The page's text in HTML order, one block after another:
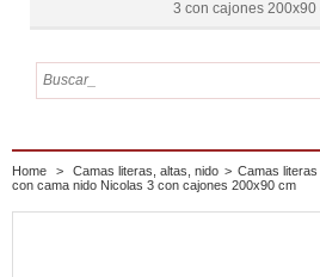
3 con cajones 200x90
Home > Camas literas, altas, nido > Camas
con cama nido Nicolas 3 con cajones 200x90 cm